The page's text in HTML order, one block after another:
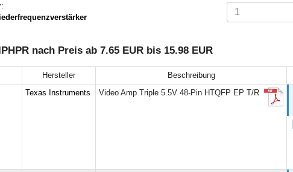
:
nach Preis ab 7.65 EUR bis 15.98 EUR
Hersteller Beschreibung
Texas Instruments Video Amp Triple 5.5V 48-Pin HTQFP EP T/R